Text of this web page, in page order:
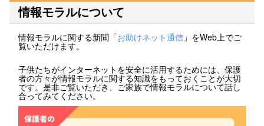
情報モラルについて
情報モラルに関する新聞「お助けネット通信 」をWeb上でご
覧いただけます。
子供たちがインターネットを安全に活用するためには、保護
者の方々が情報モラルに関する知識をもっておくことが大切
です。是非ご覧いただき、ご家族で情報モラルについて話し
合ってみてください。